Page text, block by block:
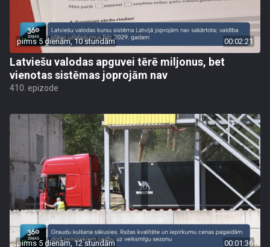
pirms 5 dienām, 10 stundām 00:02:21
Latviešu valodas apguvei tērē miljonus, bet
vienotas sistēmas joprojām nav
410. epizode
pirms 5 dienām, 12 stundām 00:01:36